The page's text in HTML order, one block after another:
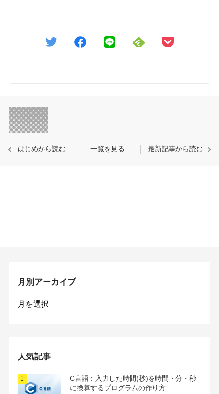
はじめから読む 一覧を見る 最新記事から読む
月別アーカイブ
月
イ
人気記事
C言語：入力した時間(秒)を時間・分・秒
に換算するプログラムの作り方